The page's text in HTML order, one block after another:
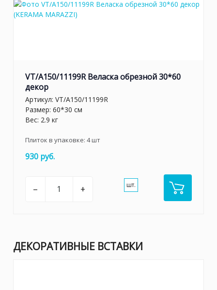
VT/A150/11199R Веласка обрезной 30*60
декор
Артикул: VT/A150/11199R
Размер: 60*30 см
Вес: 2.9 кг
Плиток в упаковке: 4шт
930 руб.
– + шт.
ДЕКОРАТИВНЫЕ ВСТАВКИ